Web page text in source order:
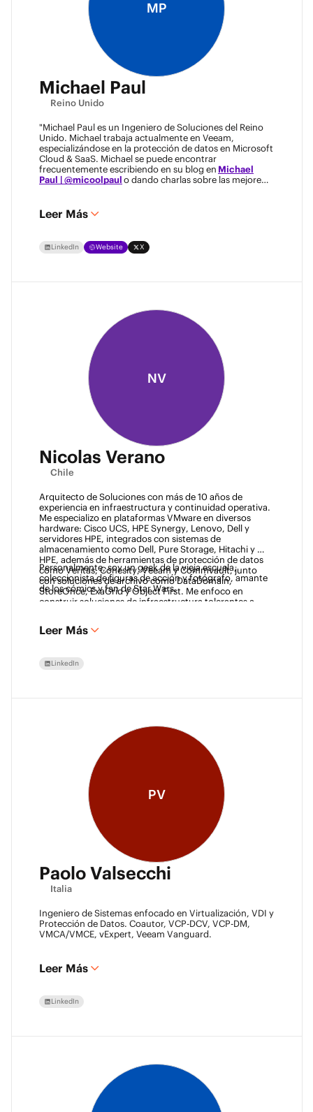
MP
Michael Paul
Reino Unido
"Michael Paul es un Ingeniero de Soluciones del Reino
Unido. Michael trabaja actualmente en Veeam,
especializándose en la protección de datos en Microsoft
Cloud & SaaS. Michael se puede encontrar
frecuentemente escribiendo en su blog en Michael
Paul | @micoolpaulo dando charlas sobre las mejores
Leer Más
LinkedIn Website X
NV
Nicolas Verano
Chile
Arquitecto de Soluciones con más de 10 años de
experiencia en infraestructura y continuidad operativa.
Me especializo en plataformas VMware en diversos
hardware: Cisco UCS, HPE Synergy, Lenovo, Dell y
servidores HPE, integrados con sistemas de
almacenamiento como Dell, Pure Storage, Hitachi y
HPE, además de herramientas de protección de datos
como Veritas, Cohesity, Veeam y Commvault, junto
con soluciones de archivo como DataDomain,
StoreOnce, ExaGrid y Object First. Me enfoco en
construir soluciones de infraestructura tolerantes a
Personalmente, soy un geek de la vieja escuela,
coleccionista de figuras de acción y fotógrafo, amante
de los cómics y fan de Star Wars.
Leer Más
LinkedIn
PV
Paolo Valsecchi
Italia
Ingeniero de Sistemas enfocado en Virtualización, VDI y
Protección de Datos. Coautor, VCP-DCV, VCP-DM,
VMCA/VMCE, vExpert, Veeam Vanguard.
Leer Más
LinkedIn